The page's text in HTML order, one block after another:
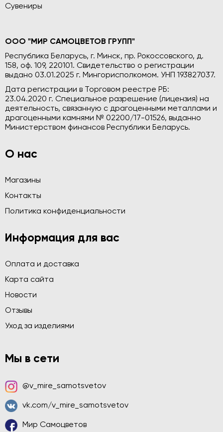
Сувениры
ООО "МИР САМОЦВЕТОВ ГРУПП"
Республика Беларусь, г. Минск, пр. Рокоссовского, д.
158, оф. 109, 220101. Свидетельство о регистрации
выдано 03.01.2025 г. Мингорисполкомом. УНП 193827037.
Дата регистрации в Торговом реестре РБ:
23.04.2020 г. Специальное разрешение (лицензия) на
деятельность, связанную с драгоценными металлами и
драгоценными камнями № 02200/17-01526, выданно
Министерством финансов Республики Беларусь.
О нас
Магазины
Контакты
Политика конфиденциальности
Информация для вас
Оплата и доставка
Карта сайта
Новости
Отзывы
Уход за изделиями
Мы в сети
@v_mire_samotsvetov
vk.com/v_mire_samotsvetov
Мир Самоцветов